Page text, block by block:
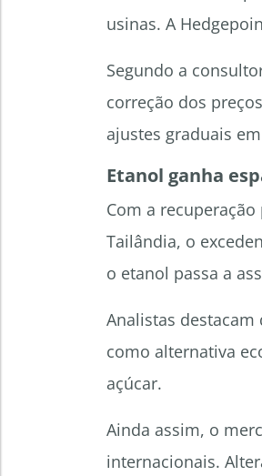
usinas. A
Segundo a
correção dos
ajustes graduais
Etanol ganha
Com a
Tailândia, o
o etanol passa a
Analistas
como alternativa
açúcar.
Ainda assim, o
internacionais.